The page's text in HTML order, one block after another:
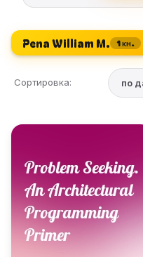
Pena William M. 1 кн.
Сортировка: по